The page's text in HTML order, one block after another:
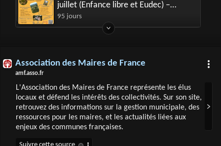
juillet (Enfance libre et Eudec) –
Bruailles (71)
95 jours
Association des Maires de France
amf.asso.fr
L'Association des Maires de France représente les élus
locaux et défend les intérêts des collectivités. Sur son site,
retrouvez des informations sur la gestion municipale, des
ressources pour les maires, et les actualités liées aux
enjeux des communes françaises.